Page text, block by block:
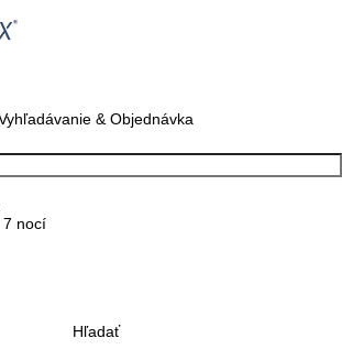
& Objednávka
7 nocí
Hľadať